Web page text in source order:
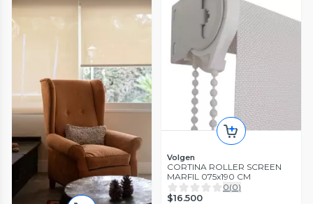
Volgen
CORTINA ROLLER SCREEN
MARFIL 075x190 CM
0(0)
$16.500